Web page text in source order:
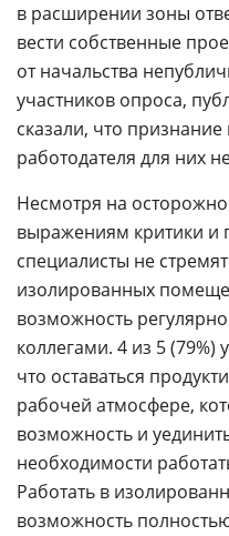
в расширении зоны
вести собственные
от начальства
участников опроса,
сказали, что
работодателя для них
Несмотря на
выражениям критики и
специалисты не
изолированных
возможность
коллегами. 4 из 5 (79%)
что оставаться
рабочей атмосфере,
возможность и
необходимости
Работать в
возможность